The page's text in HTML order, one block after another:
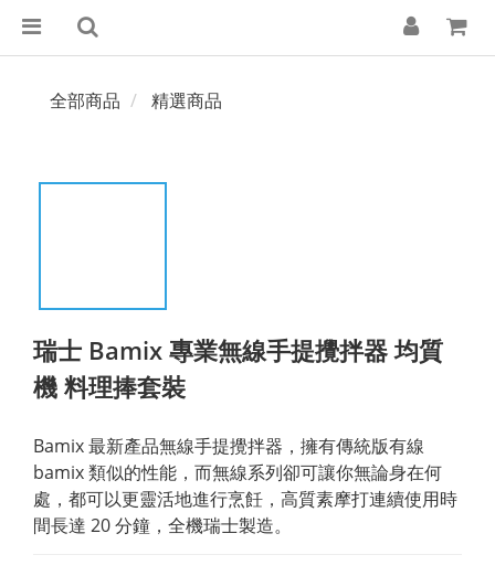
全部商品 精選商品
瑞士 Bamix 專業無線手提攪拌器 均質
機 料理捧套裝
Bamix 最新產品無線手提攪拌器，擁有傳統版有線
bamix 類似的性能，而無線系列卻可讓你無論身在何
處，都可以更靈活地進行烹飪，高質素摩打連續使用時
間長達 20 分鐘，全機瑞士製造。